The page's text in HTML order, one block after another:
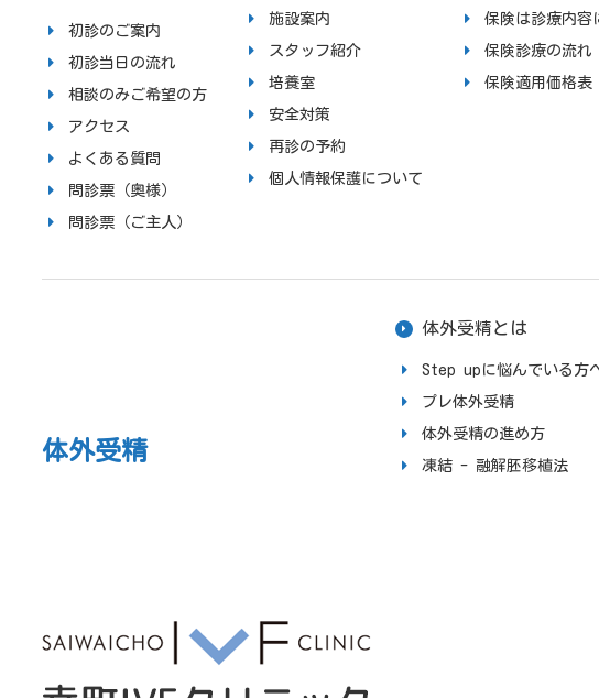
初診のご案内
初診当日の流れ
相談のみご希望の方
アクセス
よくある質問
問診票（奥様）
問診票（ご主人）
施設案内
スタッフ紹介
培養室
安全対策
再診の予約
個人情報保護について
保険は診療内容
保険診療の流れ
保険適用価格表
体外受精
体外受精とは
Step upに悩んでいる方
プレ体外受精
体外受精の進め方
凍結 - 融解胚移植法